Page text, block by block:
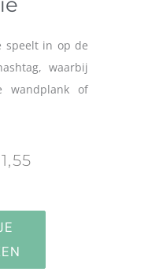
speelt in op de
waarbij
wandplank of